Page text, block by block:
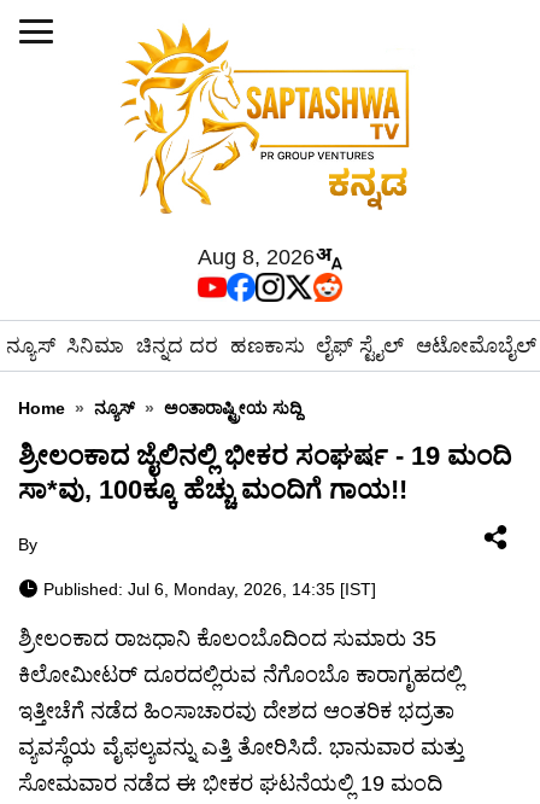
Aug 8, 2026
ನ್ಯೂಸ್ ಸಿನಿಮಾ ಚಿನ್ನದ ದರ ಹಣಕಾಸು ಲೈಫ್ ಸ್ಟೈಲ್ ಆಟೋಮೊಬೈಲ್
Home » ನ್ಯೂಸ್ » ಅಂತಾರಾಷ್ಟ್ರೀಯ ಸುದ್ದಿ
ಶ್ರೀಲಂಕಾದ ಜೈಲಿನಲ್ಲಿ ಭೀಕರ ಸಂಘರ್ಷ - 19 ಮಂದಿ
ಸಾ*ವು, 100ಕ್ಕೂ ಹೆಚ್ಚು ಮಂದಿಗೆ ಗಾಯ!!
By
Published: Jul 6, Monday, 2026, 14:35 [IST]
ಶ್ರೀಲಂಕಾದ ರಾಜಧಾನಿ ಕೊಲಂಬೊದಿಂದ ಸುಮಾರು 35
ಕಿಲೋಮೀಟರ್ ದೂರದಲ್ಲಿರುವ ನೆಗೊಂಬೊ ಕಾರಾಗೃಹದಲ್ಲಿ
ಇತ್ತೀಚೆಗೆ ನಡೆದ ಹಿಂಸಾಚಾರವು ದೇಶದ ಆಂತರಿಕ ಭದ್ರತಾ
ವ್ಯವಸ್ಥೆಯ ವೈಫಲ್ಯವನ್ನು ಎತ್ತಿ ತೋರಿಸಿದೆ. ಭಾನುವಾರ ಮತ್ತು
ಸೋಮವಾರ ನಡೆದ ಈ ಭೀಕರ ಘಟನೆಯಲ್ಲಿ 19 ಮಂದಿ